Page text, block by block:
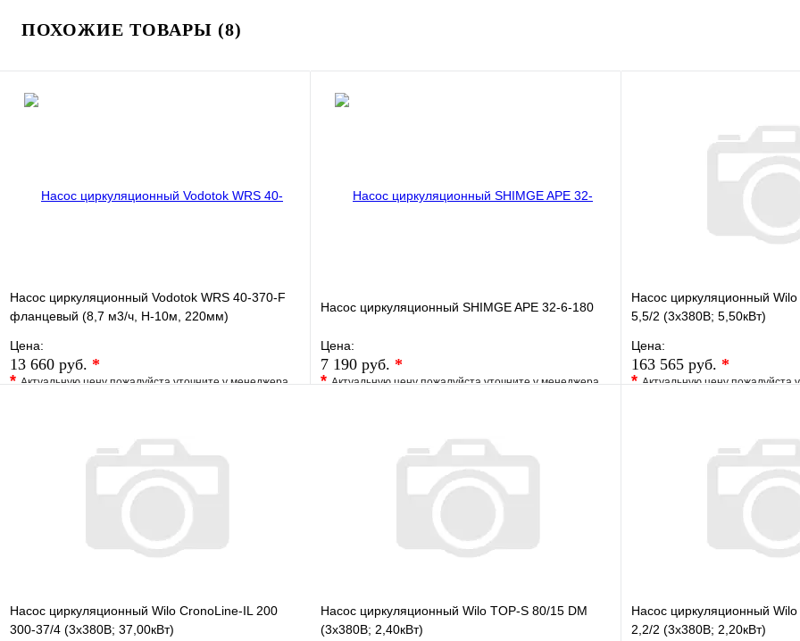
ПОХОЖИЕ ТОВАРЫ (8)
Насос циркуляционный Vodotok WRS 40-370-F
фланцевый (8,7 м3/ч, Н-10м, 220мм)
Цена:
13 660 руб. *
*Актуальную цену пожалуйста уточните у менеджера
В корзину
Насос циркуляционный SHIMGE APE 32-6-180
Цена:
7 190 руб. *
*Актуальную цену пожалуйста уточните у менеджера
В корзину
Насос циркуляционный
5,5/2 (3х380В; 5,50кВт)
Цена:
163 565 руб. *
*Актуальную цену пожалуйста
Насос циркуляционный Wilo CronoLine-IL 200
300-37/4 (3х380В; 37,00кВт)
Насос циркуляционный Wilo TOP-S 80/15 DM
(3х380В; 2,40кВт)
Насос циркуляционный
2,2/2 (3х380В; 2,20кВт)